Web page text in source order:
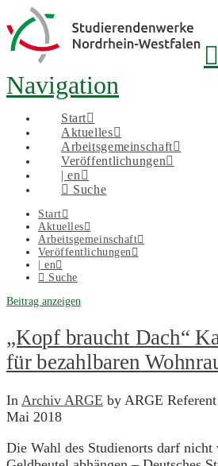
Navigation
Start
Aktuelles
Arbeitsgemeinschaft
Veröffentlichungen
| en
Suche
Start
Aktuelles
Arbeitsgemeinschaft
Veröffentlichungen
| en
Suche
Beitrag anzeigen
„Kopf braucht Dach“
für bezahlbaren
In Archiv ARGE by ARGE
Mai 2018
Die Wahl des Studienorts darf nicht